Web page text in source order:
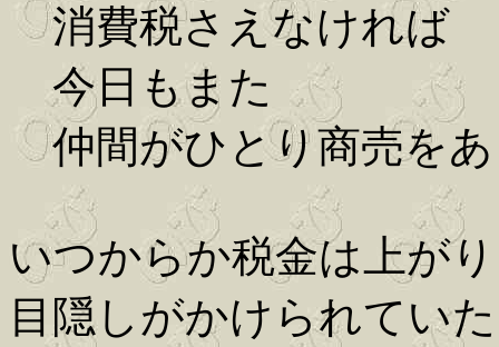
消費税さえなければ
今日もまた
仲間がひとり商売を
いつからか税金は上がり
目隠しがかけられていた